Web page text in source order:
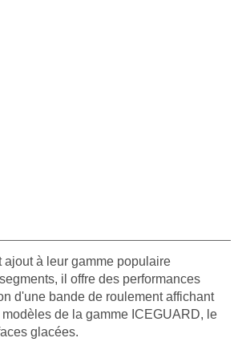
ajout à leur gamme populaire
il offre des performances
d'une bande de roulement affichant
de la gamme ICEGUARD, le
glacées.